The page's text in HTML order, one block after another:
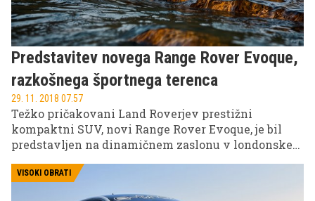
Predstavitev novega Range Rover Evoque,
razkošnega športnega terenca
29. 11. 2018 07.57
Težko pričakovani Land Roverjev prestižni
kompaktni SUV, novi Range Rover Evoque, je bil
predstavljen na dinamičnem zaslonu v londonskem
opazovali po digitalnem horizontu po vsem svetu.
VISOKI OBRATI